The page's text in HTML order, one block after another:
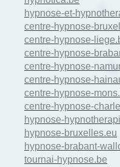
hypnose-et-
centre-hypnose-
centre-hypnose-
centre-hypnose-
centre-hypnose-
centre-hypnose-
centre-hypnose-
centre-hypnose-
hypnose-
hypnose-bruxelles.eu
hypnose-brabant-
tournai-hypnose.be